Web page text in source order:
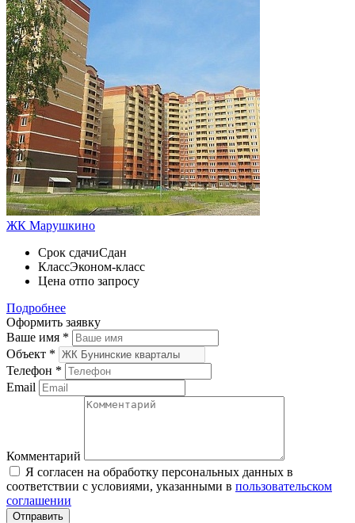
ЖК Марушкино
Срок сдачиСдан
КлассЭконом-класс
Цена отпо запросу
Подробнее
Оформить заявку
Ваше имя *
Объект *
Телефон *
Email
Комментарий
Я согласен на обработку персональных данных в
соответствии с условиями, указанными в пользовательском
соглашении